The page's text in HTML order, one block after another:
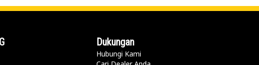
Dukungan
Hubungi Kami